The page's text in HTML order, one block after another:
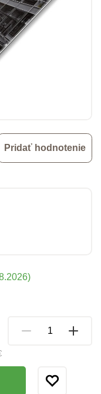
Pridať hodnotenie